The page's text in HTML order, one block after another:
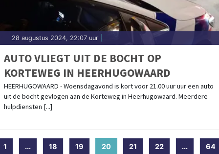
28 augustus 2024, 22:07 uur
AUTO VLIEGT UIT DE BOCHT OP
KORTEWEG IN HEERHUGOWAARD
HEERHUGOWAARD - Woensdagavond is kort voor 21.00 uur uur een auto
uit de bocht gevlogen aan de Korteweg in Heerhugowaard. Meerdere
hulpdiensten [...]
1 ... 18 19 20 (current)
21 22 ... 64